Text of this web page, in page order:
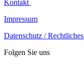
Kontakt
Impressum
Datenschutz / Rechtliches
Folgen Sie uns